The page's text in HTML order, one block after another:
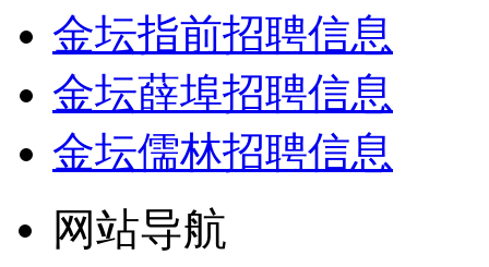
金坛指前招聘信息
金坛薛埠招聘信息
金坛儒林招聘信息
网站导航